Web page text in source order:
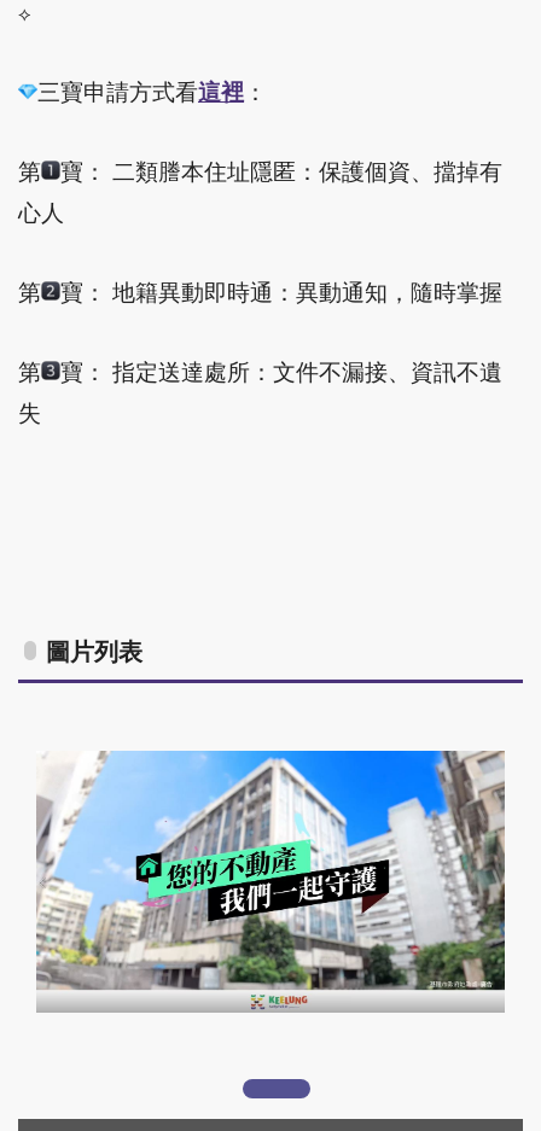
⟡
三寶申請方式看這裡 ：
第
寶： 二類謄本住址隱匿：保護個資、擋掉有
心人
第 寶： 地籍異動即時通：異動通知，隨時掌握
第
寶： 指定送達處所：文件不漏接、資訊不遺
失
圖片列表
縮圖